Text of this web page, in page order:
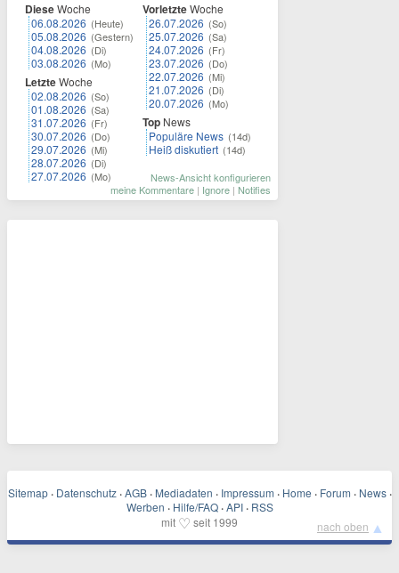
DieseWoche
06.08.2026 (Heute)
05.08.2026 (Gestern)
04.08.2026 (Di)
03.08.2026 (Mo)
LetzteWoche
02.08.2026 (So)
01.08.2026 (Sa)
31.07.2026 (Fr)
30.07.2026 (Do)
29.07.2026 (Mi)
28.07.2026 (Di)
27.07.2026 (Mo)
VorletzteWoche
26.07.2026 (So)
25.07.2026 (Sa)
24.07.2026 (Fr)
23.07.2026 (Do)
22.07.2026 (Mi)
21.07.2026 (Di)
20.07.2026 (Mo)
Top News
Populäre News (14d)
Heiß diskutiert (14d)
News-Ansicht konfigurieren
meine Kommentare | Ignore | Notifies
Sitemap · Datenschutz · AGB · Mediadaten · Impressum · Home · Forum · News ·
Werben · Hilfe/FAQ · API · RSS
mit ♡ seit 1999 nach oben ▲